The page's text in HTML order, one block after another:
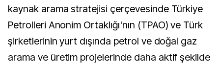
kaynak arama stratejisi çerçevesinde Türkiye
Petrolleri Anonim Ortaklığı'nın (TPAO) ve Türk
şirketlerinin yurt dışında petrol ve doğal gaz
arama ve üretim projelerinde daha aktif şekilde